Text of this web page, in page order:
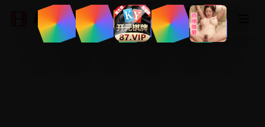
最新国产电影 登录 注册